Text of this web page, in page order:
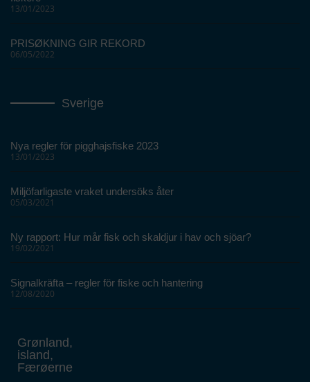
13/01/2023
PRISØKNING GIR REKORD
06/05/2022
Sverige
Nya regler för pigghajsfiske 2023
13/01/2023
Miljöfarligaste vraket undersöks åter
05/03/2021
Ny rapport: Hur mår fisk och skaldjur i hav och sjöar?
19/02/2021
Signalkräfta – regler för fiske och hantering
12/08/2020
Grønland,
island,
Færøerne